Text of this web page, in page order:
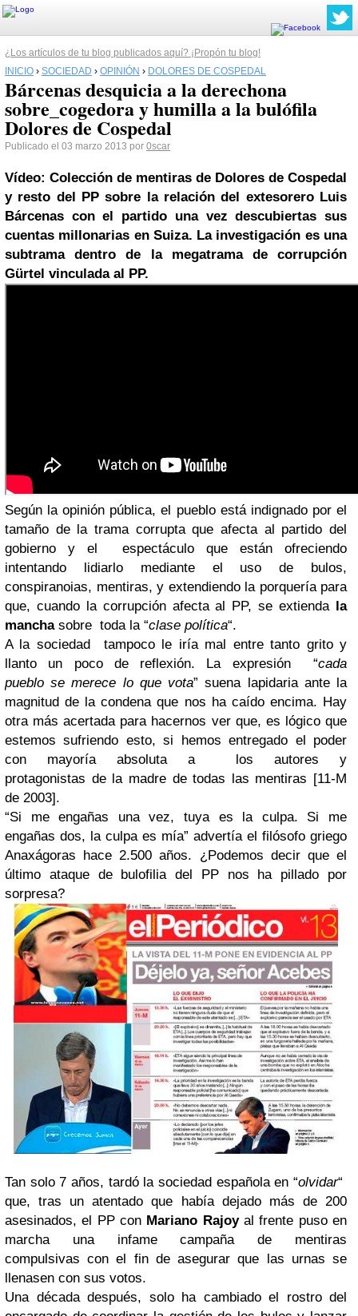
¿Los artículos de tu blog publicados aquí? ¡Propón tu blog!
INICIO › SOCIEDAD › OPINIÓN › DOLORES DE COSPEDAL
Bárcenas desquicia a la derechona
sobre_cogedora y humilla a la bulófila
Dolores de Cospedal
Publicado el 03 marzo 2013 por 0scar
Vídeo: Colección de mentiras de Dolores de Cospedal
y resto del PP sobre la relación del extesorero Luis
Bárcenas con el partido una vez descubiertas sus
cuentas millonarias en Suiza. La investigación es una
subtrama dentro de la megatrama de corrupción
Gürtel vinculada al PP.
Según la opinión pública, el pueblo está indignado por el
tamaño de la trama corrupta que afecta al partido del
gobierno y el espectáculo que están ofreciendo
intentando lidiarlo mediante el uso de bulos,
conspiranoias, mentiras, y extendiendo la porquería para
que, cuando la corrupción afecta al PP, se extienda la
manchasobre toda la “clase política“.
A la sociedad tampoco le iría mal entre tanto grito y
llanto un poco de reflexión. La expresión “cada
pueblo se merece lo que vota” suena lapidaria ante la
magnitud de la condena que nos ha caído encima. Hay
otra más acertada para hacernos ver que, es lógico que
estemos sufriendo esto, si hemos entregado el poder
con mayoría absoluta a los autores y
protagonistas de la madre de todas las mentiras [11-M
de 2003].
“Si me engañas una vez, tuya es la culpa. Si me
engañas dos, la culpa es mía” advertía el filósofo griego
Anaxágoras hace 2.500 años. ¿Podemos decir que el
último ataque de bulofilia del PP nos ha pillado por
sorpresa?
Tan solo 7 años, tardó la sociedad española en “olvidar“
que, tras un atentado que había dejado más de 200
asesinados, el PP con Mariano Rajoyal frente puso en
marcha una infame campaña de mentiras
compulsivas con el fin de asegurar que las urnas se
llenasen con sus votos.
Una década después, solo ha cambiado el rostro del